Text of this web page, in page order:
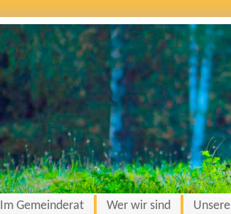
Im Gemeinderat Wer wir sind